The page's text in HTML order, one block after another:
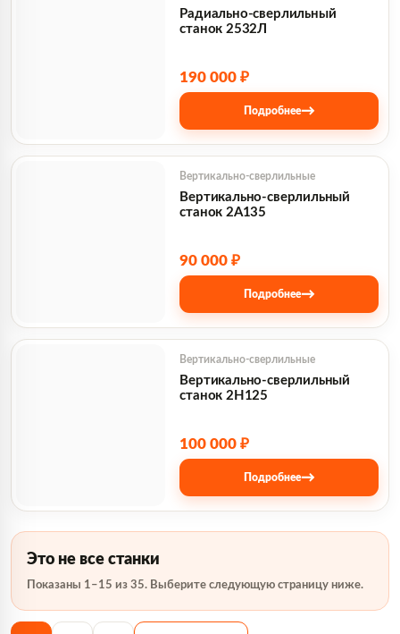
Радиально-сверлильный
станок 2532Л
190 000 ₽
Подробнее→
Вертикально-сверлильный
станок 2А135
Вертикально-сверлильные
90 000 ₽
Подробнее→
Вертикально-сверлильный
станок 2Н125
Вертикально-сверлильные
100 000 ₽
Подробнее→
Это не все станки
Показаны 1–15 из 35. Выберите следующую страницу ниже.